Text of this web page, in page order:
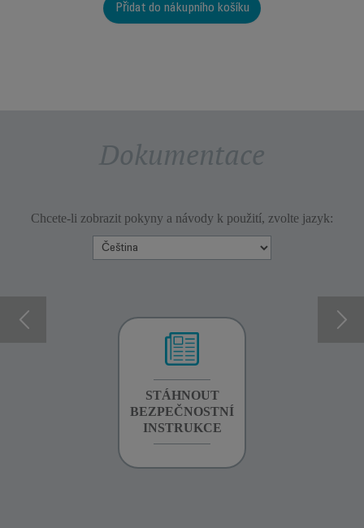
Přidat do nákupního košíku
Dokumentace
Chcete-li zobrazit pokyny a návody k použití, zvolte jazyk:
STÁHNOUT
BEZPEČNOSTNÍ
INSTRUKCE